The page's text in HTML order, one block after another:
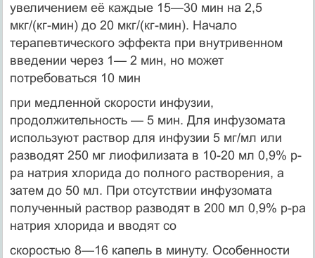
увеличением её каждые 15—30 мин на 2,5
мкг/(кг-мин) до 20 мкг/(кг-мин). Начало
терапевтического эффекта при внутривенном
введении через 1— 2 мин, но может
потребоваться 10 мин
при медленной скорости инфузии,
продолжительность — 5 мин. Для инфузомата
используют раствор для инфузии 5 мг/мл или
разводят 250 мг лиофилизата в 10-20 мл 0,9% р-
ра натрия хлорида до полного растворения, а
затем до 50 мл. При отсутствии инфузомата
полученный раствор разводят в 200 мл 0,9% р-ра
натрия хлорида и вводят со
скоростью 8—16 капель в минуту. Особенности